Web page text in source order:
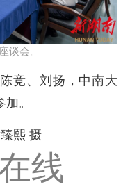
谈会。
竞、刘扬，中南大
。
熙 摄
线